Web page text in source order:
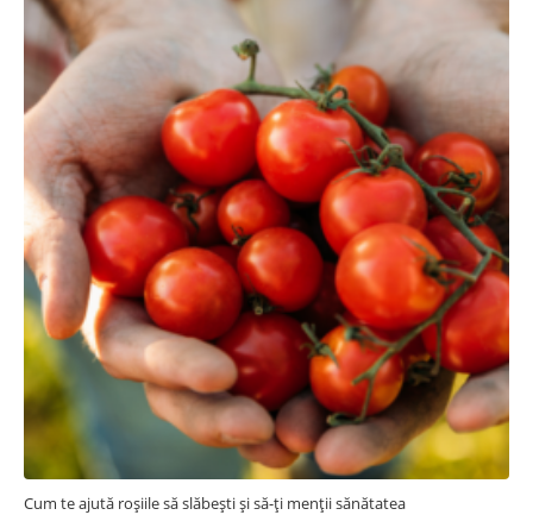
Cum te ajută roșiile să slăbești și să-ți menții sănătatea